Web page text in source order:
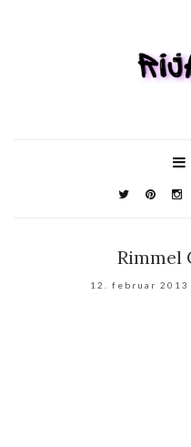
Rimmel
12. februar 2013